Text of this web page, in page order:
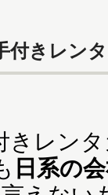
付きレン
レンタ
日系の